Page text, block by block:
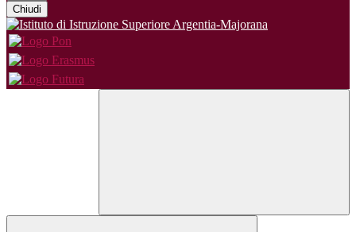
Chiudi